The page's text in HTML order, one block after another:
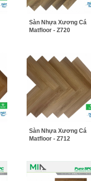
Sàn Nhựa Xương Cá
Matfloor - Z720
Sàn Nhựa Xương Cá
Matfloor - Z712